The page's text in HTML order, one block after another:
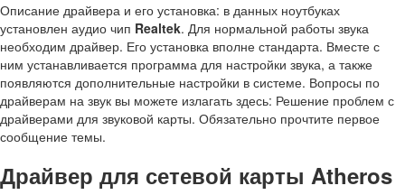
Описание драйвера и его установка: в данных ноутбуках
установлен аудио чип Realtek. Для нормальной работы звука
необходим драйвер. Его установка вполне стандарта. Вместе с
ним устанавливается программа для настройки звука, а также
появляются дополнительные настройки в системе. Вопросы по
драйверам на звук вы можете излагать здесь: Решение проблем с
драйверами для звуковой карты. Обязательно прочтите первое
сообщение темы.
Драйвер для сетевой карты Atheros